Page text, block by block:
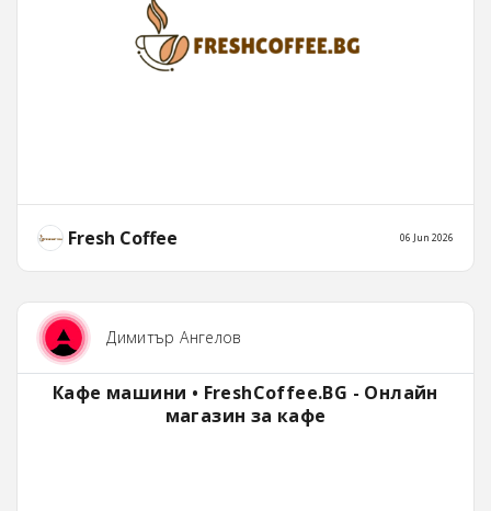
Fresh Coffee 06 Jun 2026
Димитър Ангелов
Кафе машини • FreshCoffee.BG - Онлайн
магазин за кафе